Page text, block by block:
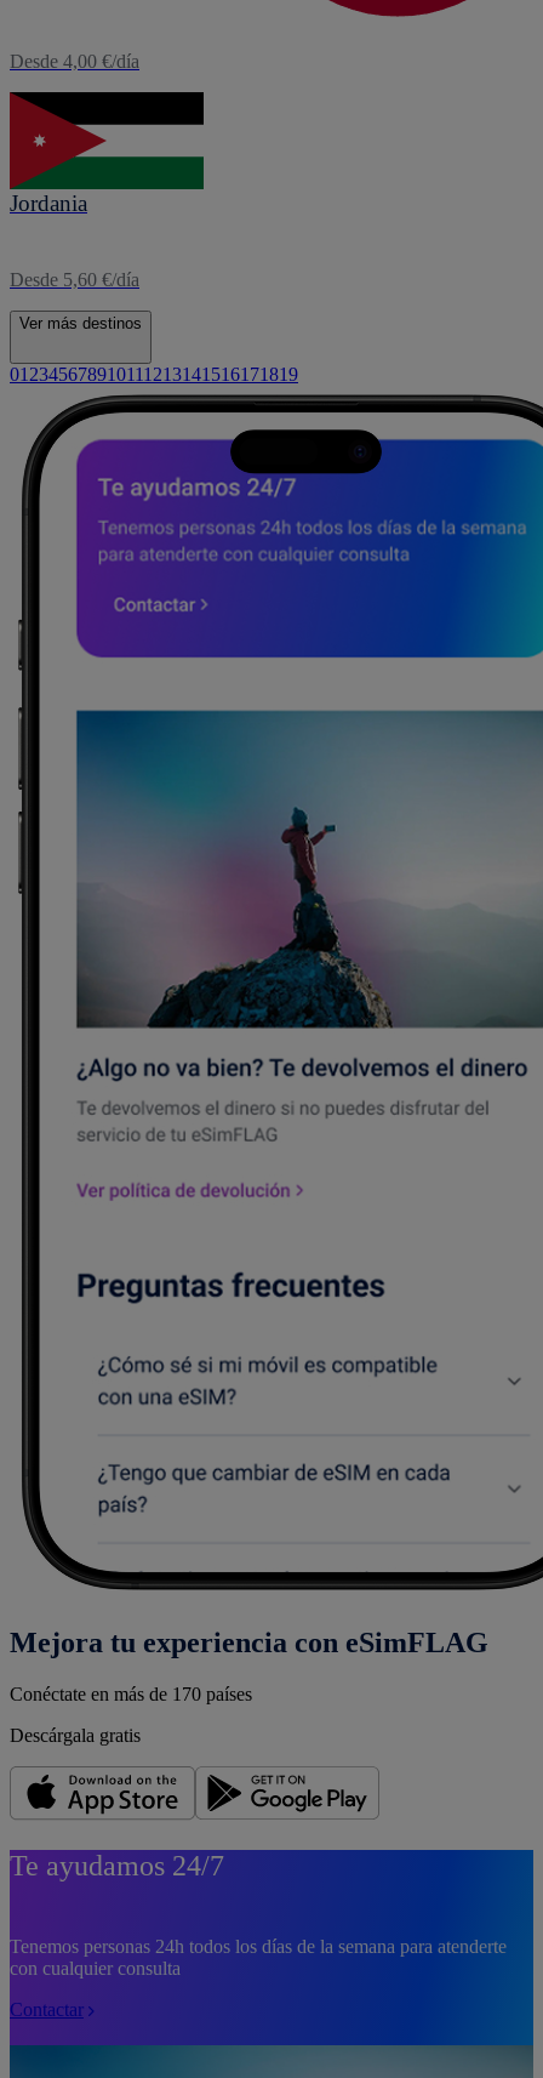
Desde 4,00 €/día
eSIM
Jordania
Desde 5,60 €/día
Ver más destinos
01 2345678910111213141516171819
Mejora tu experiencia con eSimFLAG
Conéctate en más de 170 países
Descárgala gratis
Te ayudamos 24/7
Tenemos personas 24h todos los días de la semana para atenderte
con cualquier consulta
Contactar